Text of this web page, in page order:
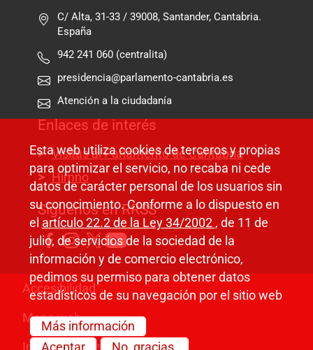
C/ Alta, 31-33 / 39008, Santander, Cantabria.
España
942 241 060 (centralita)
presidencia@parlamento-cantabria.es
Atención a la ciudadanía
Enlaces de interés
Visitas al Parlamento de Cantabria
Himno
Síguenos en RRSS
Pie de página
Accesibilidad
Mapa web
Información legal
Esta web utiliza cookies de terceros y propias
para optimizar el servicio, no recaba ni cede
datos de carácter personal de los usuarios sin
su conocimiento. Conforme a lo dispuesto en
el artículo 22.2 de la Ley 34/2002 , de 11 de
julio, de servicios de la sociedad de la
información y de comercio electrónico,
pedimos su permiso para obtener datos
estadísticos de su navegación por el sitio web
Más información
Aceptar
No, gracias.